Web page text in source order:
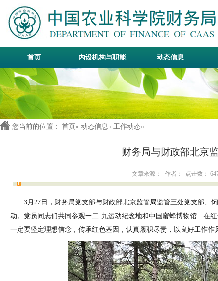
首页 内设机构与职能 动态信息
您当前的位置： 首页 » 动态信息» 工作动态»
财务局与财政部北京
文章来源： | 作者： 点击数：
3月27日， 财务局党支部与财政部北京监管局监管三处党支部、
动。党员同志们共同参观一二·九运动纪念地和中国蜜蜂博物馆，在
一定要坚定理想信念，传承红色基因，认真履职尽责，以良好工作作